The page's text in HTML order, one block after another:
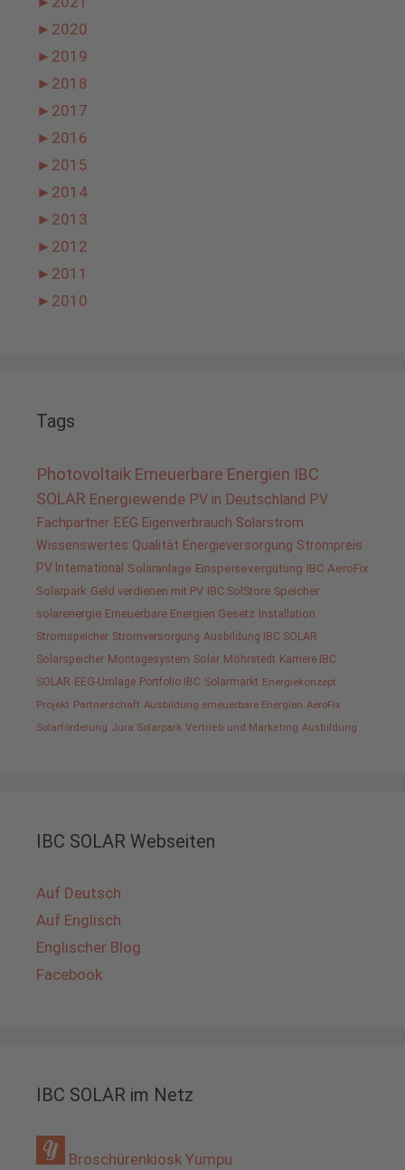
► 2020
► 2019
► 2018
► 2017
► 2016
► 2015
► 2014
► 2013
► 2012
► 2011
► 2010
Tags
Photovoltaik Erneuerbare Energien IBC
SOLAR Energiewende PV in Deutschland PV
Fachpartner EEG Eigenverbrauch Solarstrom
Wissenswertes Qualität Energieversorgung Strompreis
PV International Solaranlage Einspeisevergütung IBC AeroFix
Solarpark Geld verdienen mit PV IBC SolStore Speicher
solarenergie Erneuerbare Energien Gesetz Installation
Stromspeicher Stromversorgung Ausbildung IBC SOLAR
Solarspeicher Montagesystem Solar Möhrstedt Karriere IBC
SOLAR EEG-Umlage Portfolio IBC Solarmarkt Energiekonzept
Projekt Partnerschaft Ausbildung erneuerbare Energien AeroFix
Solarförderung Jura Solarpark Vertrieb und Marketing Ausbildung
IBC SOLAR Webseiten
Auf Deutsch
Auf Englisch
Englischer Blog
Facebook
IBC SOLAR im Netz
Broschürenkiosk Yumpu